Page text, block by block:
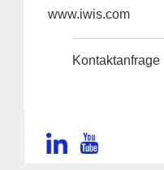
www.iwis.com
Kontaktanfrage